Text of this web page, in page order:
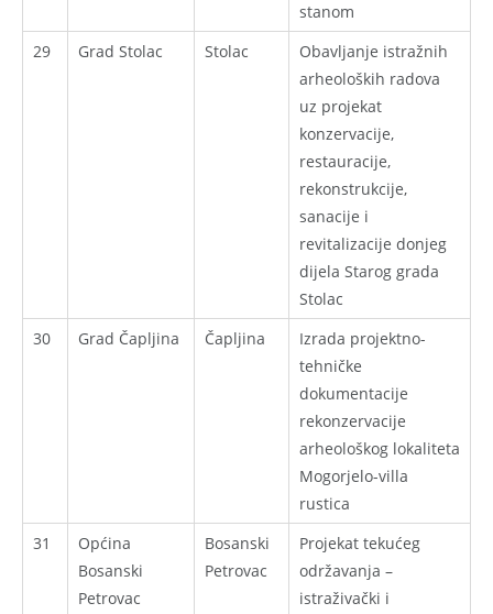
stanom
29
Grad Stolac Stolac
Obavljanje istražnih
arheoloških radova
uz projekat
konzervacije,
restauracije,
rekonstrukcije,
sanacije i
revitalizacije donjeg
dijela Starog grada
Stolac
30
Grad Čapljina Čapljina
Izrada projektno-
tehničke
dokumentacije
rekonzervacije
arheološkog lokaliteta
Mogorjelo-villa
rustica
31
Općina
Bosanski
Petrovac
Bosanski
Petrovac
Projekat tekućeg
održavanja –
istraživački i